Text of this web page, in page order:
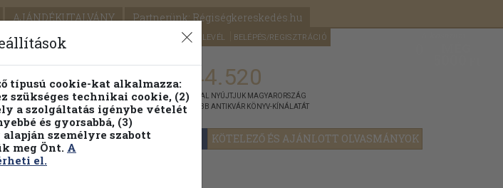
AJÁNDÉKUTALVÁNY Partnerünk: Régiségkereskedés.hu
SEGÍTSÉG HÍRLEVÉL BELÉPÉS/REGISZTRÁCIÓ
FENNTARTHATÓ OLVASMÁNYOK KÖTELEZŐ ÉS AJÁNLOTT OLVASMÁNYOK
kereső Témaköri fa 1.144.520
KIADVÁNNYAL NYÚJTJUK MAGYARORSZÁG
LEGNAGYOBB ANTIKVÁR KÖNYV-KÍNÁLATÁT
típusú cookie-kat alkalmazza:
szükséges technikai cookie, (2)
a szolgáltatás igénybe vételét
és gyorsabbá, (3)
személyre szabott
meg Önt. A
el.